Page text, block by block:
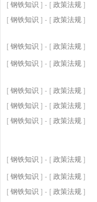
[ 钢铁知识 ] - [ 政策法规 ]
[ 钢铁知识 ] - [ 政策法规 ]
[ 钢铁知识 ] - [ 政策法规 ]
[ 钢铁知识 ] - [ 政策法规 ]
[ 钢铁知识 ] - [ 政策法规 ]
[ 钢铁知识 ] - [ 政策法规 ]
[ 钢铁知识 ] - [ 政策法规 ]
[ 钢铁知识 ] - [ 政策法规 ]
[ 钢铁知识 ] - [ 政策法规 ]
[ 钢铁知识 ] - [ 政策法规 ]